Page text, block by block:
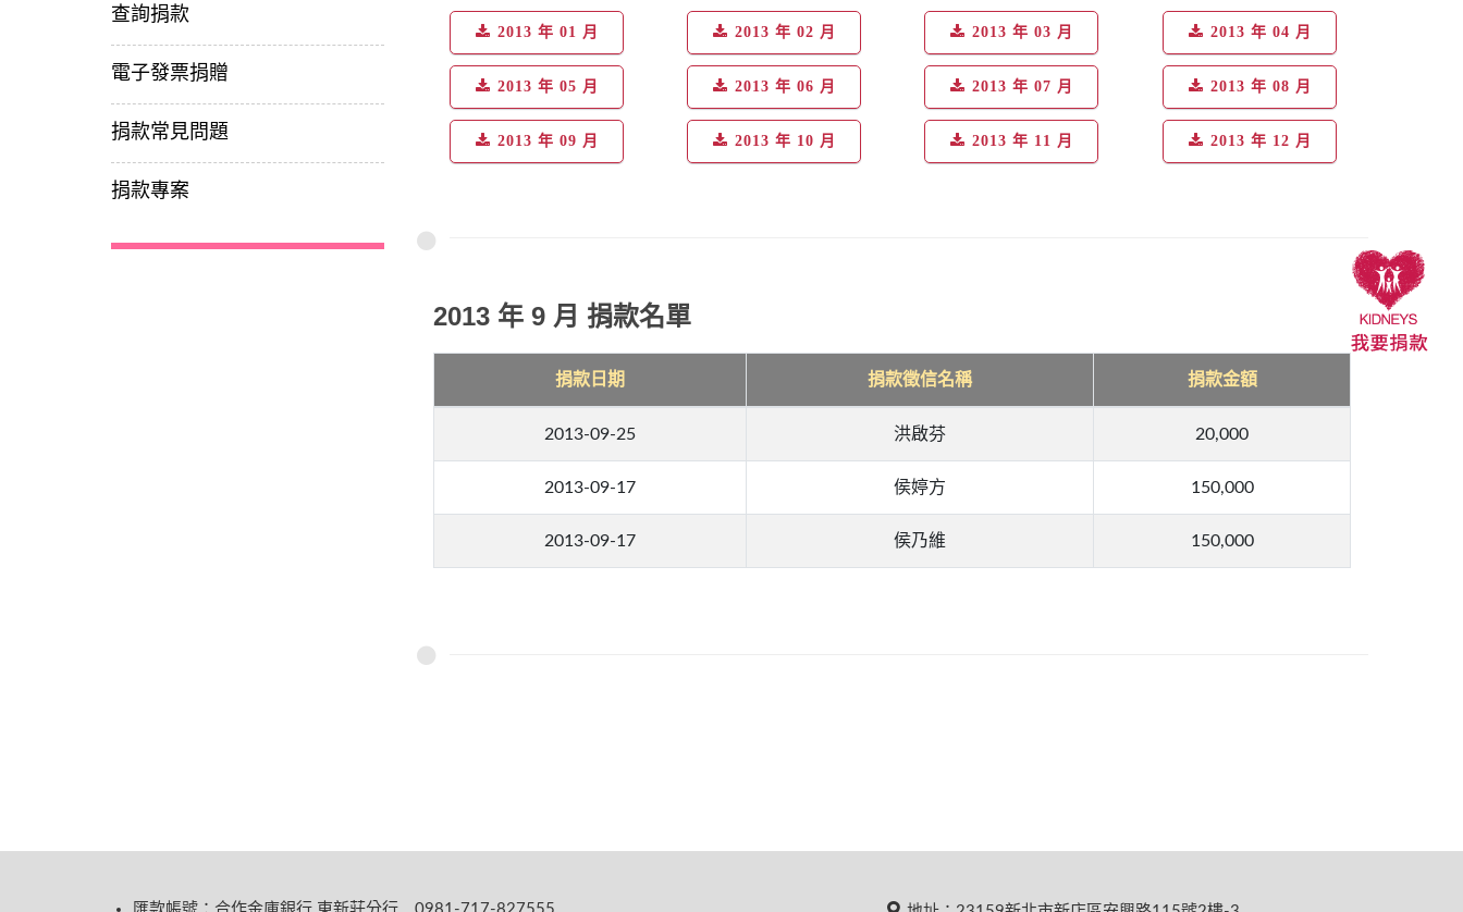
查詢捐款
電子發票捐贈
捐款常見問題
捐款專案
2013 年 01 月 2013 年 02 月 2013 年 03 月 2013 年 04 月
2013 年 05 月 2013 年 06 月 2013 年 07 月 2013 年 08 月
2013 年 09 月 2013 年 10 月 2013 年 11 月 2013 年 12 月
2013 年 9 月 捐款名單
捐款日期 捐款徵信名稱 捐款金額
2013-09-25 洪啟芬 20,000
2013-09-17 侯婷方 150,000
2013-09-17 侯乃維 150,000